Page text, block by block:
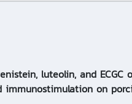
luteolin, and ECGC
immunostimulation on